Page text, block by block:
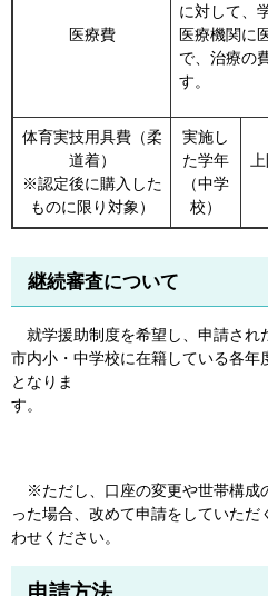
医療費
に対して、
医療機関に
で、治療の
す。
体育実技用具費（柔
道着）
※認定後に購入した
ものに限り対象）
実施し
た学年
（中学
校）
継続審査について
就学援助制度を希望し、申請され
市内小・中学校に在籍している各
となりま
す
※ただし、口座の変更や世帯構成
った場合、改めて申請をしていた
わせください。